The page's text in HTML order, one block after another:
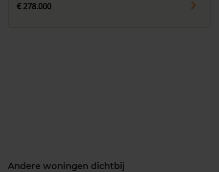
€ 278.000
Andere woningen dichtbij